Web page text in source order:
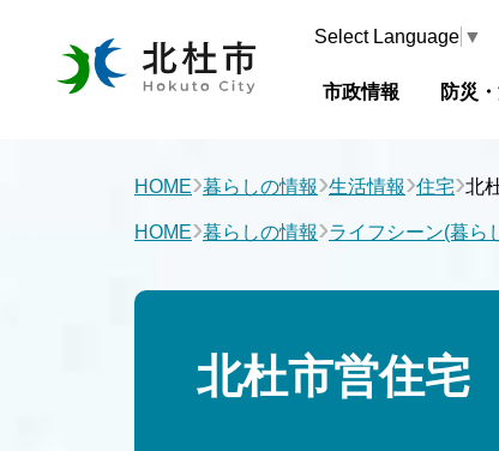
Select Language ▼
市政情報 防災
HOME›暮らしの情報›生活情報›住宅›北
HOME›暮らしの情報›ライフシーン(暮ら
北杜市営住